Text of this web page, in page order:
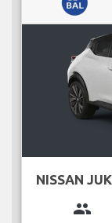
NISSAN
group